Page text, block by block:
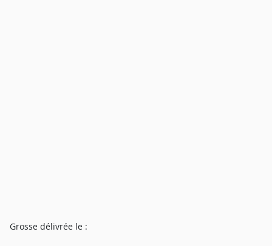
Grosse délivrée le :